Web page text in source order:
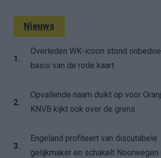
Nieuws
1.
Overleden WK-icoon stond
basis van de rode kaart
2.
Opvallende naam duikt op voor
KNVB kijkt ook over de grens
3.
Engeland profiteert van discutabele
gelijkmaker en schakelt Noorwegen